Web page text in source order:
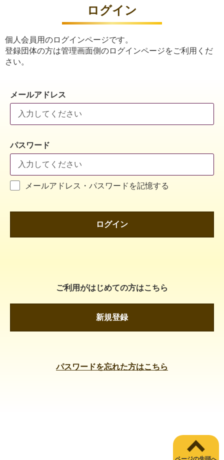
ログイン
個人会員用のログインページです。
登録団体の方は管理画面側のログインページをご利用くだ
さい。
メールアドレス
パスワード
メールアドレス・パスワードを記憶する
ログイン
ご利用がはじめての方はこちら
新規登録
パスワードを忘れた方はこちら